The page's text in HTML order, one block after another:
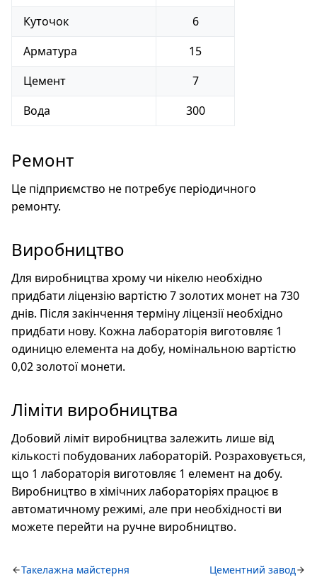
Куточок
6
Арматура
15
Цемент
7
Вода
300
Ремонт
Це підприємство не потребує періодичного
ремонту.
Виробництво
Для виробництва хрому чи нікелю необхідно
придбати ліцензію вартістю 7 золотих монет на 730
днів. Після закінчення терміну ліцензії необхідно
придбати нову. Кожна лабораторія виготовляє 1
одиницю елемента на добу, номінальною вартістю
0,02 золотої монети.
Ліміти виробництва
Добовий ліміт виробництва залежить лише від
кількості побудованих лабораторій. Розраховується,
що 1 лабораторія виготовляє 1 елемент на добу.
Виробництво в хімічних лабораторіях працює в
автоматичному режимі, але при необхідності ви
можете перейти на ручне виробництво.
Такелажна майстерня Цементний завод